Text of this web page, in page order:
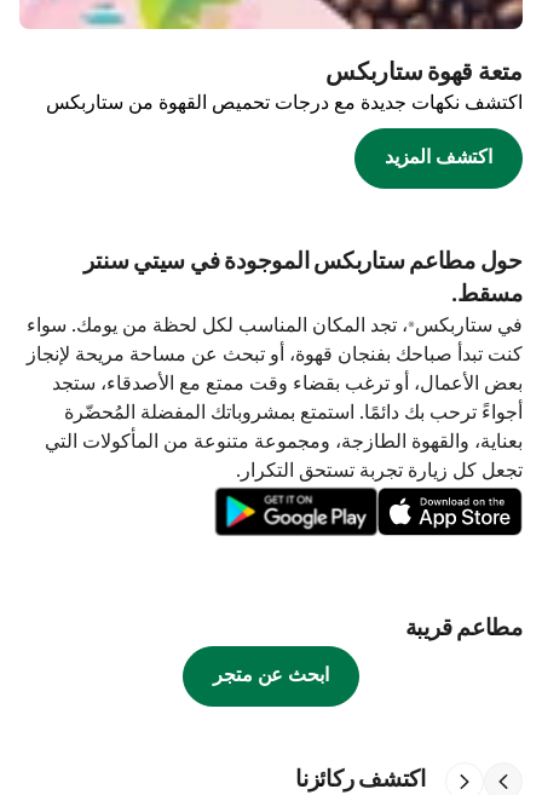
متعة قهوة ستاربكس
اكتشف نكهات جديدة مع درجات تحميص القهوة من ستاربكس
اكتشف المزيد
حول مطاعم ستاربكس الموجودة في سيتي سنتر
مسقط.
في ستاربكس®، تجد المكان المناسب لكل لحظة من يومك. سواء
كنت تبدأ صباحك بفنجان قهوة، أو تبحث عن مساحة مريحة لإنجاز
بعض الأعمال، أو ترغب بقضاء وقت ممتع مع الأصدقاء، ستجد
أجواءً ترحب بك دائمًا. استمتع بمشروباتك المفضلة المُحضّرة
بعناية، والقهوة الطازجة، ومجموعة متنوعة من المأكولات التي
تجعل كل زيارة تجربة تستحق التكرار.
مطاعم قريبة
ابحث عن متجر
اكتشف ركائزنا